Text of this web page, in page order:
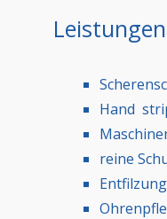
Leistungen
Hand
reine